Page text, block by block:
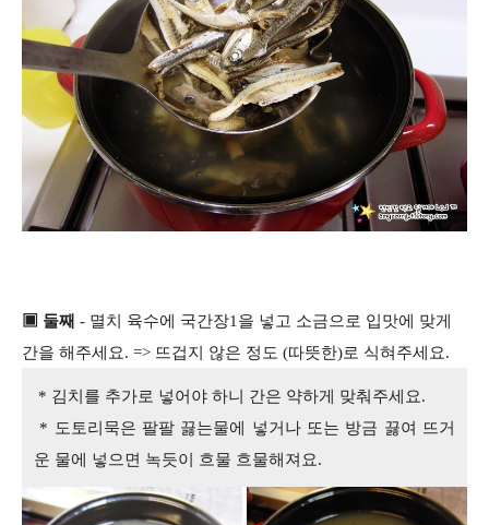
▣ 둘째 - 멸치 육수에 국간장1을 넣고 소금으로 입맛에 맞게
간을 해주세요. => 뜨겁지 않은 정도 (따뜻한)로 식혀주세요.
* 김치를 추가로 넣어야 하니 간은 약하게 맞춰주세요.
* 도토리묵은 팔팔 끓는물에 넣거나 또는 방금 끓여 뜨거
운 물에 넣으면 녹듯이 흐물 흐물해져요.